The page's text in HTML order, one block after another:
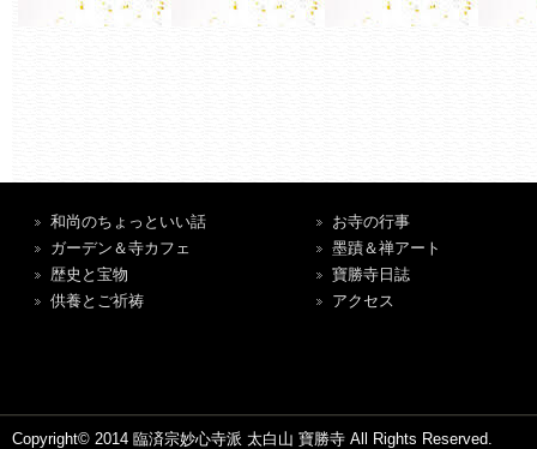
和尚のちょっといい話
ガーデン＆寺カフェ
歴史と宝物
供養とご祈祷
お寺の行事
墨蹟＆禅アート
寶勝寺日誌
アクセス
Copyright© 2014 臨済宗妙心寺派 太白山 寶勝寺 All Rights Reserved.